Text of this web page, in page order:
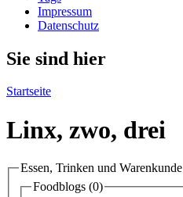
Impressum
Datenschutz
Sie sind hier
Startseite
Linx, zwo, drei
Essen, Trinken und Warenkunde
Foodblogs (0)